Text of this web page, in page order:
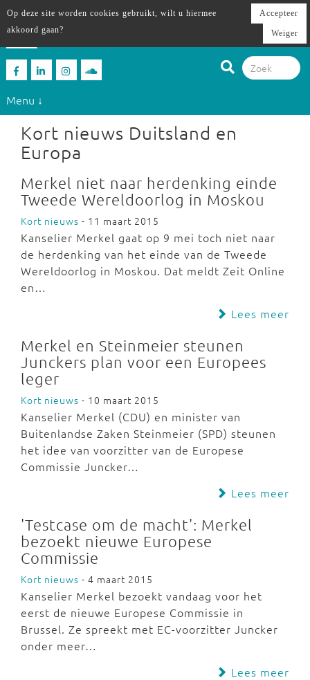
Menu ↓
Kort nieuws Duitsland en
Europa
Merkel niet naar herdenking einde
Tweede Wereldoorlog in Moskou
Kort nieuws - 11 maart 2015
Kanselier Merkel gaat op 9 mei toch niet naar
de herdenking van het einde van de Tweede
Wereldoorlog in Moskou. Dat meldt Zeit Online
en…
Lees meer
Merkel en Steinmeier steunen
Junckers plan voor een Europees
leger
Kort nieuws - 10 maart 2015
Kanselier Merkel (CDU) en minister van
Buitenlandse Zaken Steinmeier (SPD) steunen
het idee van voorzitter van de Europese
Commissie Juncker…
Lees meer
'Testcase om de macht': Merkel
bezoekt nieuwe Europese
Commissie
Kort nieuws - 4 maart 2015
Kanselier Merkel bezoekt vandaag voor het
eerst de nieuwe Europese Commissie in
Brussel. Ze spreekt met EC-voorzitter Juncker
onder meer…
Lees meer
Op deze site worden cookies gebruikt, wilt u hiermee
akkoord gaan?
Accepteer
Weiger